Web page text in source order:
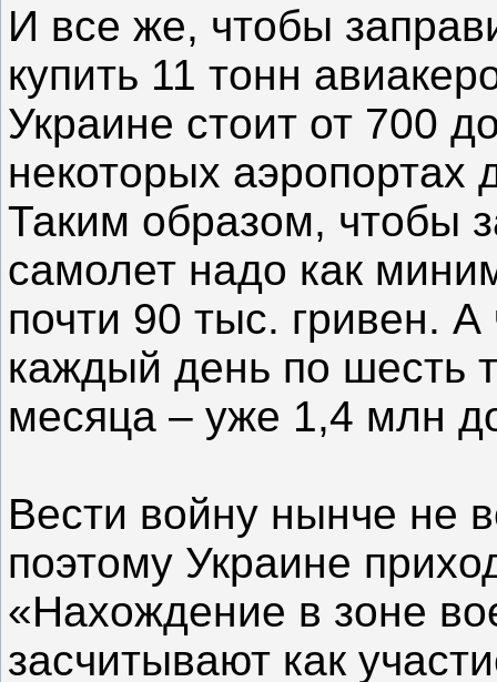
И все же, чтобы
купить 11 тонн
Украине стоит от 700
некоторых аэропортах
Таким образом, чтобы
самолет надо как
почти 90 тыс. гривен.
каждый день по шесть
месяца – уже 1,4 млн
Вести войну нынче не
поэтому Украине
«Нахождение в зоне
засчитывают как